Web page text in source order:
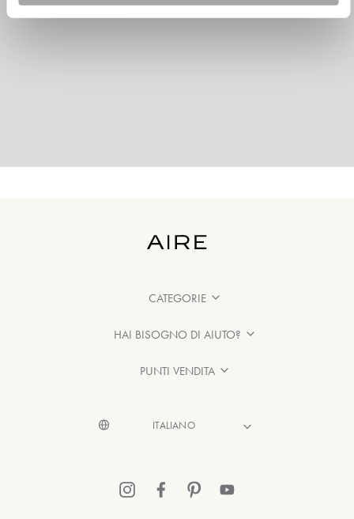
CATEGORIE
HAI BISOGNO DI AIUTO?
PUNTI VENDITA